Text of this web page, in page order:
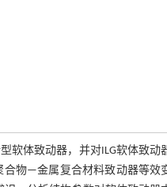
软体致动器，并对ILG软体致动
合物—金属复合材料致动器等效